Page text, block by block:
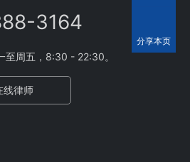
3164
至周五，8:30 - 22:30。
线律师
分享本页